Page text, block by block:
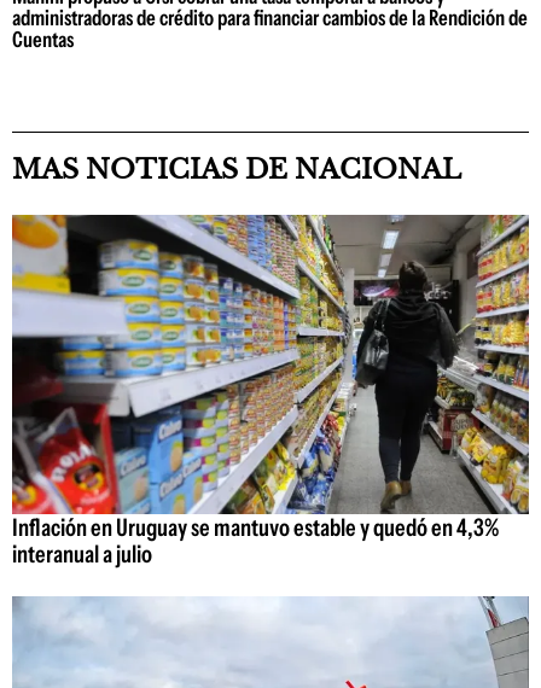
administradoras de crédito para financiar cambios de la Rendición de
Cuentas
MAS NOTICIAS DE NACIONAL
Inflación en Uruguay se mantuvo estable y quedó en 4,3%
interanual a julio